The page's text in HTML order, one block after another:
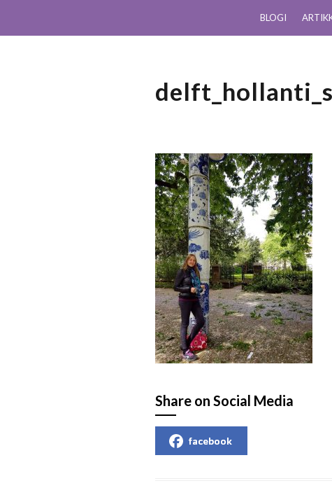
BLOGI
Share on Social Media
facebook